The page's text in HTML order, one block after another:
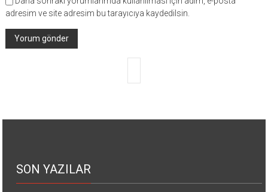
adresim ve site adresim bu tarayıcıya kaydedilsin.
SON YAZILAR